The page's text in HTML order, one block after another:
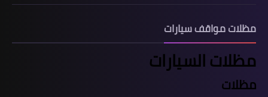
مظلات مواقف سيارات
مظلات السيارات
مظلات